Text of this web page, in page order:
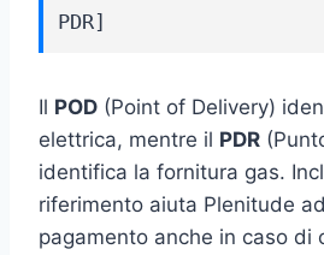
PDR]
Il POD (Point of Delivery)
elettrica, mentre il PDR
identifica la fornitura gas.
riferimento aiuta Plenitude
pagamento anche in caso di